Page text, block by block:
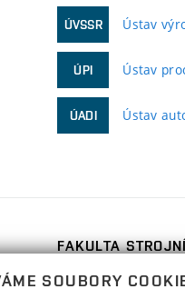
ÚVSSR Ústav
ÚPI Ústav
ÚADI Ústav
FAKULTA
Technická 2896/2
SOUBORY